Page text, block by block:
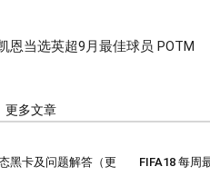
恩当选英超9月最佳球员 POTM
更多文章
黑卡及问题解答（更
FIFA18 每周